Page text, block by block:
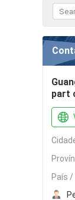
part
País /